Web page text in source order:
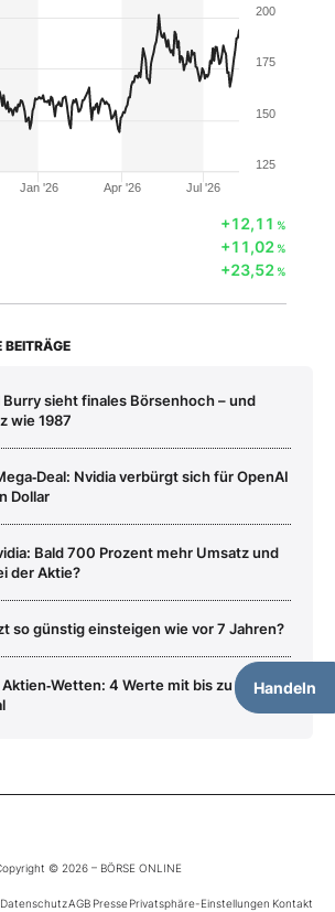
Handeln
Jan '26 Apr '26 Jul '26
125
150
175
200
+12,11 %
+11,02%
+23,52%
BEITRÄGE
sieht finales Börsenhoch – und
wie 1987
Nvidia verbürgt sich für OpenAI
Dollar
Bald 700 Prozent mehr Umsatz und
der Aktie?
so günstig einsteigen wie vor 7 Jahren?
4 Werte mit bis zu 200
© 2026 – BÖRSE ONLINE
DatenschutzAGB PressePrivatsphäre-Einstellungen Kontakt